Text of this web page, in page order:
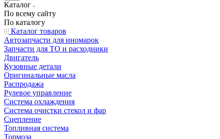
Каталог
По всему сайту
По каталогу
Каталог товаров
Автозапчасти для иномарок
Запчасти для ТО и расходники
Двигатель
Кузовные детали
Оригинальные масла
Распродажа
Рулевое управление
Система охлаждения
Система очистки стекол и фар
Сцепление
Топливная система
Тормоза